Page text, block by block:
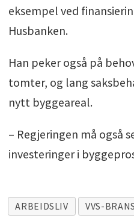
eksempel ved
Husbanken.
Han peker også på
tomter, og lang
nytt byggeareal.
– Regjeringen må også
investeringer i
ARBEIDSLIV VVS-